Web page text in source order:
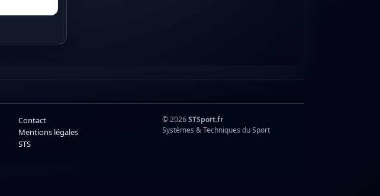
Contact
Mentions légales
STS
© 2026STSport.fr
Systèmes & Techniques du Sport